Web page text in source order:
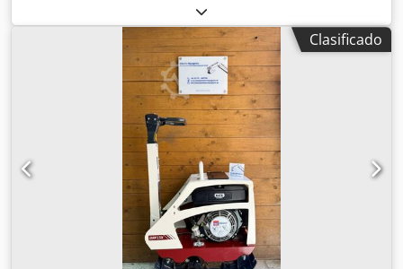
conservadas (G) PM * Nivel para la plancha * Soportes
para la inclinación lateral de Moba * Soportes para el
sensor de altura MobaGrade 1x * Medición del ancho de la
plancha * LightAssist (plancha) * DYNAPLUS12 ----Número
de vehículo 12111. Salvo errores y venta previa.
de trabajo de aproximadamente 2 metros. El tren de
rodaje aún tiene al menos un 80% de vida útil. Sistema de
control láser Moba preinstalado, pero no incluido en la
venta. Se vende únicamente debido a la adquisición de un
equipo nuevo. No presenta defectos técnicos. Codpfxjzkvd
Clasificado